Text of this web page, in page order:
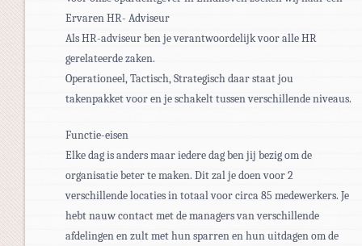
Ervaren HR- Adviseur
Als HR-adviseur ben je verantwoordelijk voor alle HR
gerelateerde zaken.
Operationeel, Tactisch, Strategisch daar staat jou
takenpakket voor en je schakelt tussen verschillende niveaus.
Functie-eisen
Elke dag is anders maar iedere dag ben jij bezig om de
organisatie beter te maken. Dit zal je doen voor 2
verschillende locaties in totaal voor circa 85 medewerkers. Je
hebt nauw contact met de managers van verschillende
afdelingen en zult met hun sparren en hun uitdagen om de